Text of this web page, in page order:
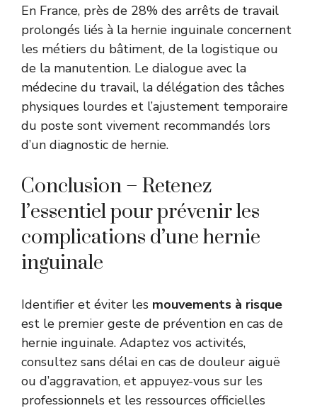
En France, près de 28% des arrêts de travail
prolongés liés à la hernie inguinale concernent
les métiers du bâtiment, de la logistique ou
de la manutention. Le dialogue avec la
médecine du travail, la délégation des tâches
physiques lourdes et l’ajustement temporaire
du poste sont vivement recommandés lors
d’un diagnostic de hernie.
Conclusion – Retenez
l’essentiel pour prévenir les
complications d’une hernie
inguinale
Identifier et éviter les mouvements à risque
est le premier geste de prévention en cas de
hernie inguinale. Adaptez vos activités,
consultez sans délai en cas de douleur aiguë
ou d’aggravation, et appuyez-vous sur les
professionnels et les ressources officielles